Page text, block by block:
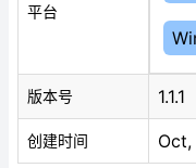
平台
版本号 1.1.1
创建时间